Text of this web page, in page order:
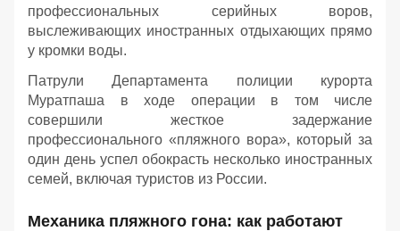
профессиональных серийных воров,
выслеживающих иностранных отдыхающих прямо
у кромки воды.
Патрули Департамента полиции курорта
Муратпаша в ходе операции в том числе
совершили жесткое задержание
профессионального «пляжного вора», который за
один день успел обокрасть несколько иностранных
семей, включая туристов из России.
Механика пляжного гона: как работают